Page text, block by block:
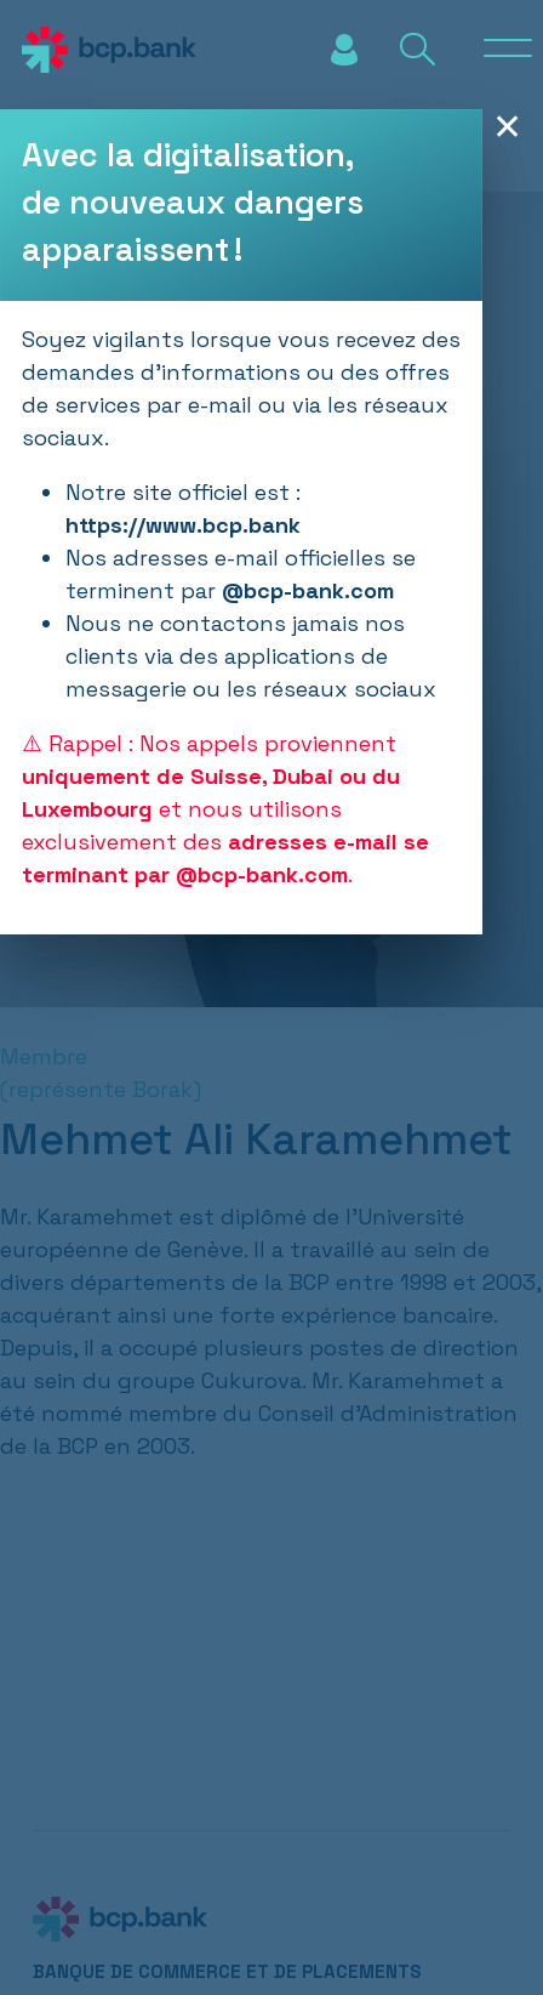
Membre
(représente Borak)
Mehmet Ali Karamehmet
Mr. Karamehmet est diplômé de l'Université
européenne de Genève. Il a travaillé au sein de
divers départements de la BCP entre 1998 et 2003,
acquérant ainsi une forte expérience bancaire.
Depuis, il a occupé plusieurs postes de direction
au sein du groupe Cukurova. Mr. Karamehmet a
été nommé membre du Conseil d'Administration
de la BCP en 2003.
BANQUE DE COMMERCE ET DE PLACEMENTS
Avec la digitalisation,
de nouveaux dangers
apparaissent !
Soyez vigilants lorsque vous recevez des
demandes d’informations ou des offres
de services par e-mail ou via les réseaux
sociaux.
Notre site officiel est :
https://www.bcp.bank
Nos adresses e-mail officielles se
terminent par @bcp-bank.com
Nous ne contactons jamais nos
clients via des applications de
messagerie ou les réseaux sociaux
⚠️ Rappel : Nos appels proviennent
uniquement de Suisse, Dubai ou du
Luxembourg et nous utilisons
exclusivement des adresses e-mail se
terminant par @bcp-bank.com.
✕